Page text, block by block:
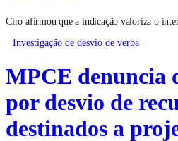
Ciro afirmou que a indicação valoriza o
Investigação de desvio de verba
MPCE denuncia
por desvio de
destinados a